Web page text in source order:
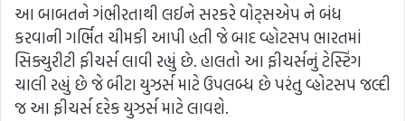
આ બાબતને ગંભીરતાથી લઈને સરકરે વોટ્સએપ ને બંધ
કરવાની ગર્ભિત ચીમકી આપી હતી જે બાદ વ્હોટસપ ભારતમાં
સિક્યુરીટી ફીચર્સ લાવી રહ્યું છે. હાલતો આ ફીચર્સનું ટેસ્ટિંગ
ચાલી રહ્યું છે જે બીટા યુઝર્સ માટે ઉપલબ્ધ છે પરંતુ વ્હોટસપ જલ્દી
જ આ ફીચર્સ દરેક યુઝર્સ માટે લાવશે.